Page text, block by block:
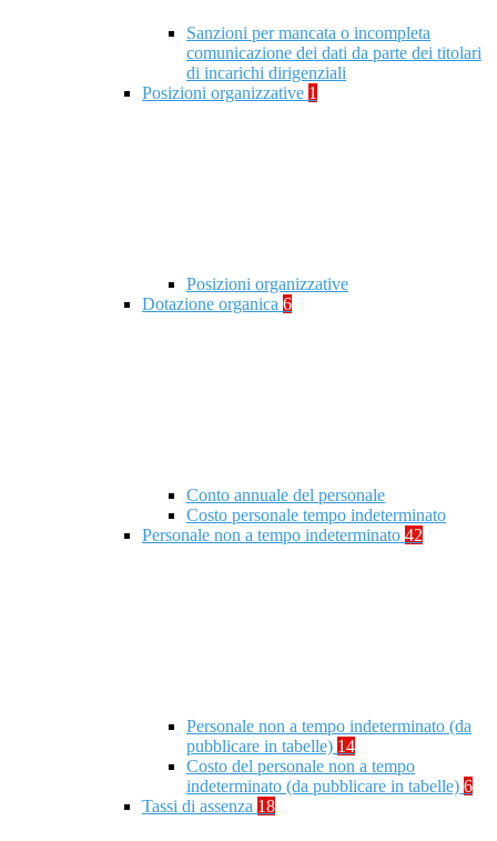
Sanzioni per mancata o incompleta
comunicazione dei dati da parte dei titolari
di incarichi dirigenziali
Posizioni organizzative 1
Posizioni organizzative
Dotazione organica 6
Conto annuale del personale
Costo personale tempo indeterminato
Personale non a tempo indeterminato 42
Personale non a tempo indeterminato (da
pubblicare in tabelle) 14
Costo del personale non a tempo
indeterminato (da pubblicare in tabelle) 6
Tassi di assenza 18